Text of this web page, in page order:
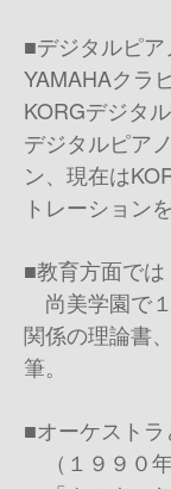
■デジタルピ
YAMAHAクラ
KORGデジタ
デジタルピア
ン、現在は
トレーション
■教育方面では
尚美学園で
関係の理論書
筆。
■オーケスト
（１９９０